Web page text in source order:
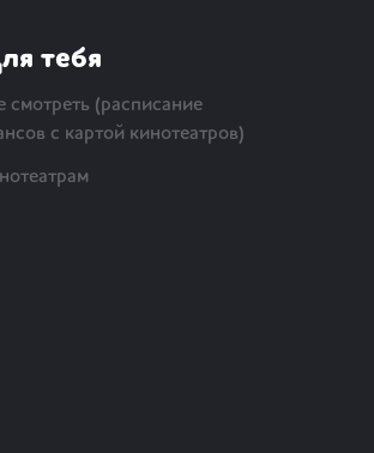
тебя
смотреть (расписание
с картой кинотеатров)